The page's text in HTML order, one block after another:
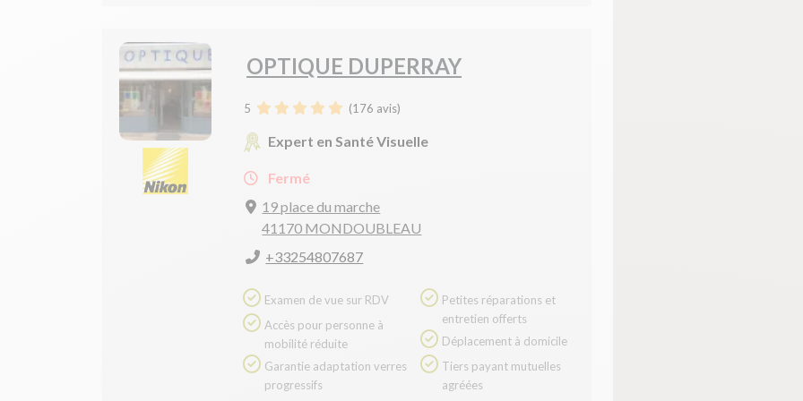
OPTIQUE DUPERRAY
5 (176 avis)
Expert en Santé Visuelle
Fermé
19 place du marche
41170 MONDOUBLEAU
+33254807687
Examen de vue sur RDV
mobilité réduite
progressifs
entretien offerts
Déplacement à domicile
agréées